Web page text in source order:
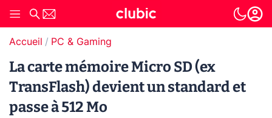
Accueil PC & Gaming
La carte mémoire Micro SD (ex
TransFlash) devient un standard et
passe à 512 Mo